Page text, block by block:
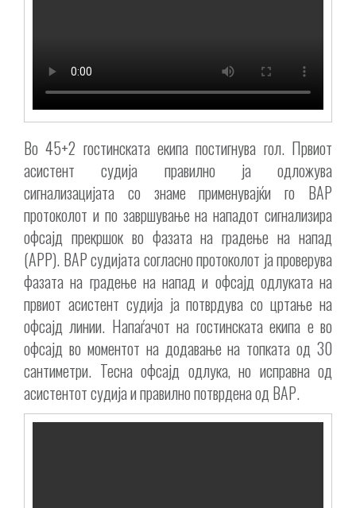
Во 45+2 гостинската екипа постигнува гол. Првиот
асистент судија правилно ја одложува
сигнализацијата со знаме применувајќи го ВАР
протоколот и по завршување на нападот сигнализира
офсајд прекршок во фазата на градење на напад
(APP). ВАР судијата согласно протоколот ја проверува
фазата на градење на напад и офсајд одлуката на
првиот асистент судија ја потврдува со цртање на
офсајд линии. Напаѓачот на гостинската екипа е во
офсајд во моментот на додавање на топката од 30
сантиметри. Тесна офсајд одлука, но исправна од
асистентот судија и правилно потврдена од ВАР.